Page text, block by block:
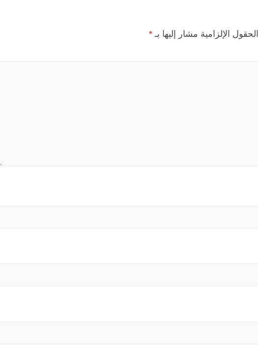
الحقول الإلزامية مشار إليها بـ *